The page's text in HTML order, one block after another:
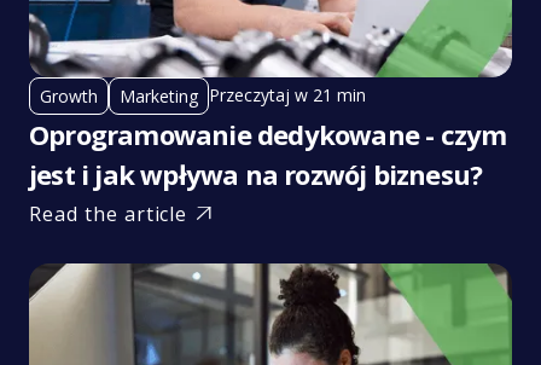
Growth Marketing Przeczytaj w 21 min
Oprogramowanie dedykowane - czym
jest i jak wpływa na rozwój biznesu?
Read the article 